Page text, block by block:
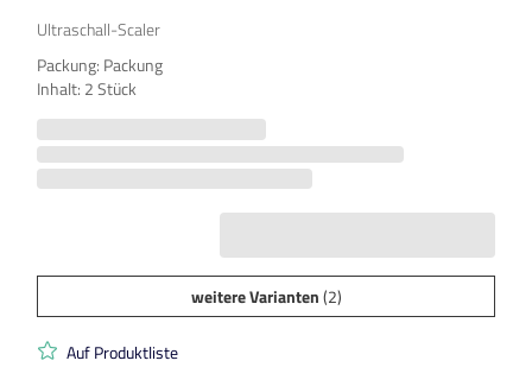
Ultraschall-Scaler
Packung: Packung
Inhalt: 2 Stück
weitere Varianten(2)
Auf Produktliste